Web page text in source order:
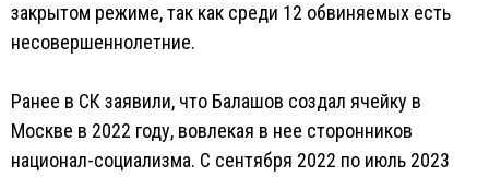
закрытом режиме, так как среди 12 обвиняемых есть
несовершеннолетние.
Ранее в СК заявили, что Балашов создал ячейку в
Москве в 2022 году, вовлекая в нее сторонников
национал-социализма. С сентября 2022 по июль 2023